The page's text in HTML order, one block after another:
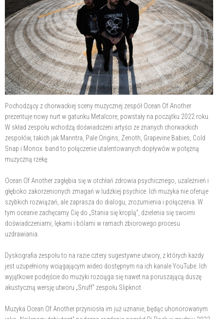
Pochodzący z chorwackiej sceny muzycznej zespół Ocean Of Another
prezentuje nowy nurt w gatunku Metalcore, powstały na początku 2022 roku.
W skład zespołu wchodzą doświadczeni artyści ze znanych chorwackich
zespołów, takich jak Manntra, Pale Origins, Zenoth, Grapevine Babies, Cold
Snap i Monox. band to połączenie utalentowanych dopływów w potężną
muzyczną rzekę.
Ocean Of Another zagłębia się w otchłań zdrowia psychicznego, uzależnień i
głęboko zakorzenionych zmagań w ludzkiej psychice. Ich muzyka nie oferuje
szybkich rozwiązań, ale zaprasza do dialogu, zrozumienia i połączenia. W
tym oceanie zachęcamy Cię do „Stania się kroplą”, dzielenia się swoimi
doświadczeniami, lękami i bólami w ramach zbiorowego procesu
uzdrawiania.
Dyskografia zespołu to na razie cztery sugestywne utwory, z których każdy
jest uzupełniony wciągającym wideo dostępnym na ich kanale YouTube. Ich
wyjątkowe podejście do muzyki rozciąga się nawet na poruszającą duszę
akustyczną wersję utworu „Snuff” zespołu Slipknot.
Muzyka Ocean Of Another przyniosła im już uznanie, będąc uhonorowanym